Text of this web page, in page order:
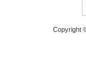
Copyright